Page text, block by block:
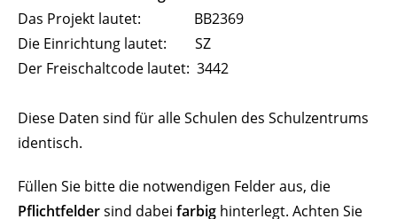
Das Projekt lautet: BB2369
Die Einrichtung lautet: SZ
Der Freischaltcode lautet: 3442
Diese Daten sind für alle Schulen des Schulzentrums
identisch.
Füllen Sie bitte die notwendigen Felder aus, die
Pflichtfeldersind dabei farbig hinterlegt. Achten Sie